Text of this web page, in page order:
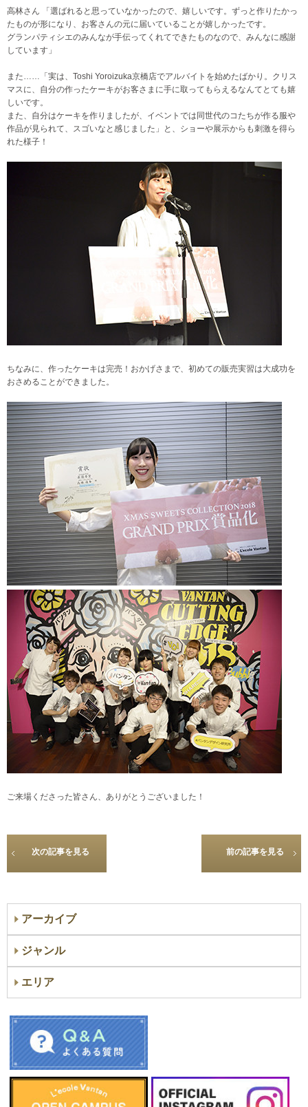
高林さん 「選ばれると思っていなかったので、嬉しいです。ずっと作りたかっ
たものが形になり、お客さんの元に届いていることが嬉しかったです。
グランパティシエのみんなが手伝ってくれてできたものなので、みんなに感謝
しています」
また……「実は、Toshi Yoroizuka京橋店でアルバイトを始めたばかり。クリス
マスに、自分の作ったケーキがお客さまに手に取ってもらえるなんてとても嬉
しいです。
また、自分はケーキを作りましたが、イベントでは同世代のコたちが作る服や
作品が見られて、スゴいなと感じました」と、ショーや展示からも刺激を得ら
れた様子！
ちなみに、作ったケーキは完売！おかげさまで、初めての販売実習は大成功を
おさめることができました。
ご来場くださった皆さん、ありがとうございました！
次の記事を見る 前の記事を見る
アーカイブ
ジャンル
エリア